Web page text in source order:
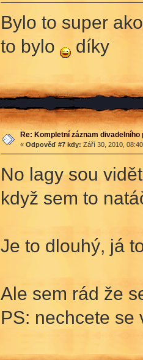
Bylo to super
to bylo
díky
Re: Kompletní záznam divadelního
« Odpověď #7 kdy: Září 30, 2010,
No lagy sou
když sem to
Je to dlouhý, já
Ale sem rád že
PS: nechcete